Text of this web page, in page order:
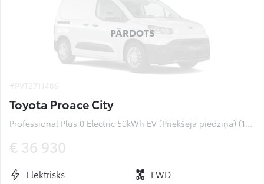
PĀRDOTS
Toyota Proace City
Professional Plus 0 Electric 50kWh EV (Priekšējā piedziņa) (100 kW)
€ 36 930
Elektrisks
FWD